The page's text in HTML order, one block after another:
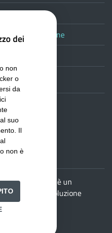
di pubblicazione
Youtube
di Salerno
è un
S.p.A.
con la soluzione
dei
non
o
da
suo
Il
non è